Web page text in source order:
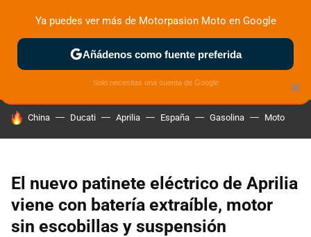
ZONA DE PRUEBAS DEPORTIVAS MOTOS ELÉCTRICAS
HOY SE HABLA DE
China Ducati Aprilia España Gasolina Moto
El nuevo patinete eléctrico de Aprilia
viene con batería extraíble, motor
sin escobillas y suspensión
×
Ya puedes ver más de Motorpasion Moto en Google
Añádenos como fuente preferida
Solo necesitas una cuenta de Google